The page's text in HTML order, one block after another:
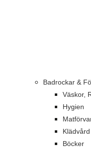
Badrockar &
Väskor,
Hygien
Klädvård
Böcker